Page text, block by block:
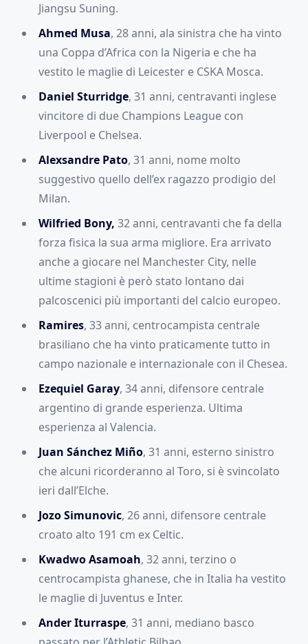
Jiangsu Suning.
Ahmed Musa, 28 anni, ala sinistra che ha vinto
una Coppa d’Africa con la Nigeria e che ha
vestito le maglie di Leicester e CSKA Mosca.
Daniel Sturridge, 31 anni, centravanti inglese
vincitore di due Champions League con
Liverpool e Chelsea.
Alexsandre Pato, 31 anni, nome molto
suggestivo quello dell’ex ragazzo prodigio del
Milan.
Wilfried Bony, 32 anni, centravanti che fa della
forza fisica la sua arma migliore. Era arrivato
anche a giocare nel Manchester City, nelle
ultime stagioni è però stato lontano dai
palcoscenici più importanti del calcio europeo.
Ramires, 33 anni, centrocampista centrale
brasiliano che ha vinto praticamente tutto in
campo nazionale e internazionale con il Chesea.
Ezequiel Garay, 34 anni, difensore centrale
argentino di grande esperienza. Ultima
esperienza al Valencia.
Juan Sánchez Miño, 31 anni, esterno sinistro
che alcuni ricorderanno al Toro, si è svincolato
ieri dall’Elche.
Jozo Simunovic, 26 anni, difensore centrale
croato alto 191 cm ex Celtic.
Kwadwo Asamoah, 32 anni, terzino o
centrocampista ghanese, che in Italia ha vestito
le maglie di Juventus e Inter.
Ander Iturraspe, 31 anni, mediano basco